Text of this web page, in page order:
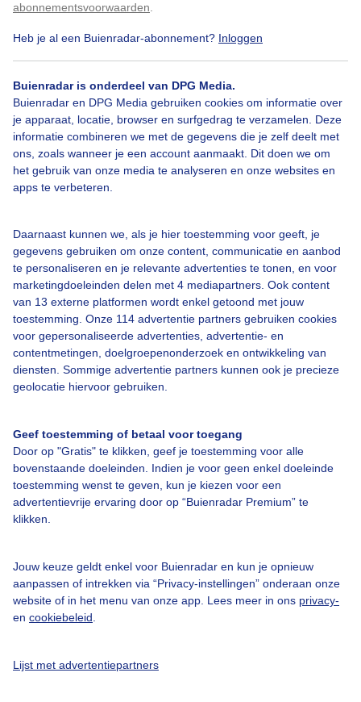
abonnementsvoorwaarden
Heb je al een Buienradar-abonnement? Inloggen
Buienradar is onderdeel van DPG Media.
Buienradar en DPG Media gebruiken cookies om informatie over
je apparaat, locatie, browser en surfgedrag te verzamelen. Deze
informatie combineren we met de gegevens die je zelf deelt met
ons, zoals wanneer je een account aanmaakt. Dit doen we om
het gebruik van onze media te analyseren en onze websites en
apps te verbeteren.
Daarnaast kunnen we, als je hier toestemming voor geeft, je
gegevens gebruiken om onze content, communicatie en aanbod
te personaliseren en je relevante advertenties te tonen, en voor
marketingdoeleinden delen met 4 mediapartners. Ook content
van 13 externe platformen wordt enkel getoond met jouw
toestemming. Onze 114 advertentie partners gebruiken cookies
voor gepersonaliseerde advertenties, advertentie- en
contentmetingen, doelgroepenonderzoek en ontwikkeling van
diensten. Sommige advertentie partners kunnen ook je precieze
geolocatie hiervoor gebruiken.
Geef toestemming of betaal voor toegang
Door op "Gratis" te klikken, geef je toestemming voor alle
bovenstaande doeleinden. Indien je voor geen enkel doeleinde
toestemming wenst te geven, kun je kiezen voor een
advertentievrije ervaring door op “Buienradar Premium” te
klikken.
Jouw keuze geldt enkel voor Buienradar en kun je opnieuw
aanpassen of intrekken via “Privacy-instellingen” onderaan onze
website of in het menu van onze app. Lees meer in ons privacy-
en cookiebeleid
Lijst met advertentiepartners
Lente Zon Wolken
Bekijk slideshow
Over Buienradar
Bedrijfsgegevens
Contact
Toegankelijkheid
Gebruikersvoorwaarden
Adverteren
Privacy beleid
Cookie beleid